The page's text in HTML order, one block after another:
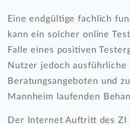
Eine endgültige fachlich
kann ein solcher online
Falle eines positiven
Nutzer jedoch
Beratungsangeboten und
Mannheim laufenden
Der Internet Auftritt des ZI